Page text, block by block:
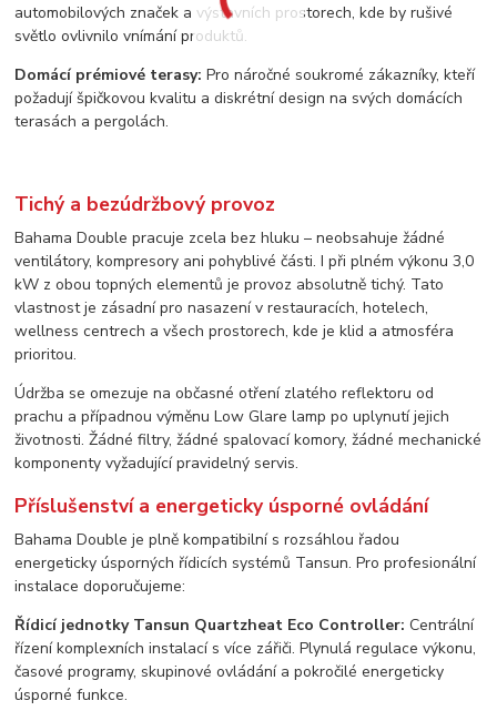
automobilových značek a výstavních prostorech, kde by rušivé
světlo ovlivnilo vnímání produktů.
Domácí prémiové terasy: Pro náročné soukromé zákazníky, kteří
požadují špičkovou kvalitu a diskrétní design na svých domácích
terasách a pergolách.
Tichý a bezúdržbový provoz
Bahama Double pracuje zcela bez hluku – neobsahuje žádné
ventilátory, kompresory ani pohyblivé části. I při plném výkonu 3,0
kW z obou topných elementů je provoz absolutně tichý. Tato
vlastnost je zásadní pro nasazení v restauracích, hotelech,
wellness centrech a všech prostorech, kde je klid a atmosféra
prioritou.
Údržba se omezuje na občasné otření zlatého reflektoru od
prachu a případnou výměnu Low Glare lamp po uplynutí jejich
životnosti. Žádné filtry, žádné spalovací komory, žádné mechanické
komponenty vyžadující pravidelný servis.
Příslušenství a energeticky úsporné ovládání
Bahama Double je plně kompatibilní s rozsáhlou řadou
energeticky úsporných řídicích systémů Tansun. Pro profesionální
instalace doporučujeme:
Řídicí jednotky Tansun Quartzheat Eco Controller: Centrální
řízení komplexních instalací s více zářiči. Plynulá regulace výkonu,
časové programy, skupinové ovládání a pokročilé energeticky
úsporné funkce.